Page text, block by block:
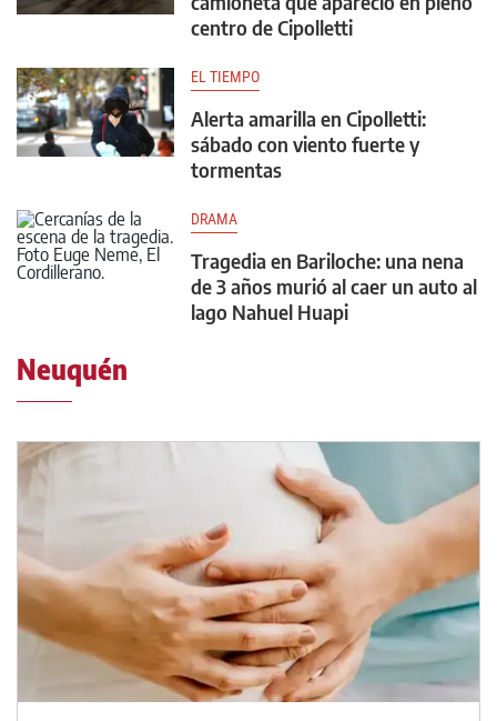
centro de Cipolletti
EL TIEMPO
Alerta amarilla en Cipolletti:
sábado con viento fuerte y
tormentas
DRAMA
Tragedia en Bariloche: una nena
de 3 años murió al caer un auto al
lago Nahuel Huapi
Neuquén